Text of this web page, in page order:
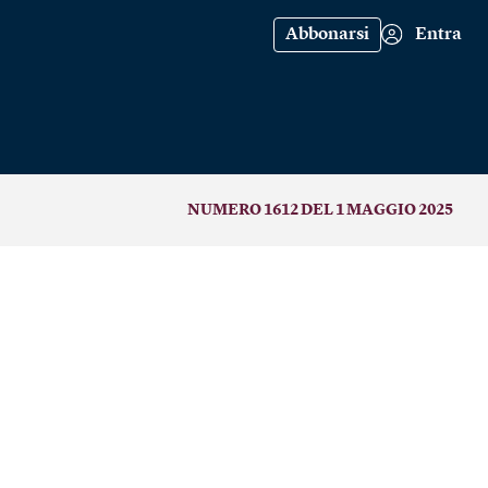
Abbonarsi Entra
NUMERO 1612 DEL 1 MAGGIO 2025